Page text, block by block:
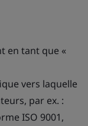
en tant que «
vers laquelle
par ex. :
ISO 9001,